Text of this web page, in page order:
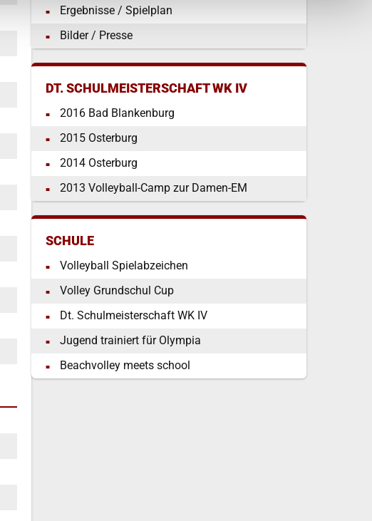
Ergebnisse / Spielplan
Bilder / Presse
DT. SCHULMEISTERSCHAFT WK IV
2016 Bad Blankenburg
2015 Osterburg
2014 Osterburg
2013 Volleyball-Camp zur Damen-EM
SCHULE
Volleyball Spielabzeichen
Volley Grundschul Cup
Dt. Schulmeisterschaft WK IV
Jugend trainiert für Olympia
Beachvolley meets school